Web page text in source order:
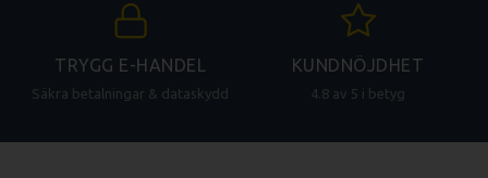
TRYGG E-HANDEL
Säkra betalningar & dataskydd
KUNDNÖJDHET
4.8 av 5 i betyg